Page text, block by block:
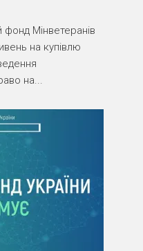
фонд Мінветеранів
на купівлю
на...